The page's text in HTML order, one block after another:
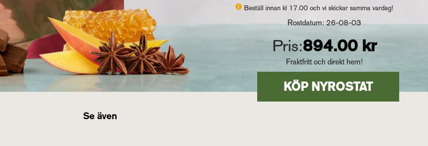
Beställ innan kl 17.00 och vi skickar samma vardag!
Rostdatum: 26-08-03
Pris:894.00 kr
Fraktfritt och direkt hem!
KÖP NYROSTAT
Se även